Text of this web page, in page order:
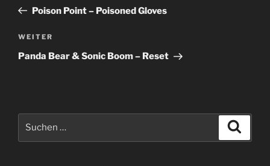
Beitrag
Poison Point – Poisoned Gloves
Nächster
Beitrag
WEITER
Panda Bear & Sonic Boom – Reset